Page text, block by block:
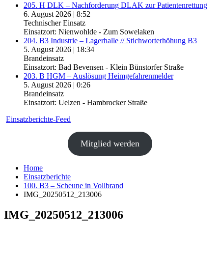
205. H DLK – Nachforderung DLAK zur Patientenrettung
6. August 2026 | 8:52
Technischer Einsatz
Einsatzort: Nienwohlde - Zum Sowelaken
204. B3 Industrie – Lagerhalle // Stichworterhöhung B3
5. August 2026 | 18:34
Brandeinsatz
Einsatzort: Bad Bevensen - Klein Bünstorfer Straße
203. B HGM – Auslösung Heimgefahrenmelder
5. August 2026 | 0:26
Brandeinsatz
Einsatzort: Uelzen - Hambrocker Straße
Einsatzberichte-Feed
Mitglied werden
Home
Einsatzberichte
100. B3 – Scheune in Vollbrand
IMG_20250512_213006
IMG_20250512_213006